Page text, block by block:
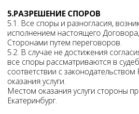
5.РАЗРЕШЕНИЕ СПОРОВ
5.1. Все споры и разногласия,
исполнением настоящего
Сторонами путем переговоров.
5.2. В случае не достижения
все споры рассматриваются в
соответствии с
оказания услуги.
Местом оказания услуги стороны
Екатеринбург.